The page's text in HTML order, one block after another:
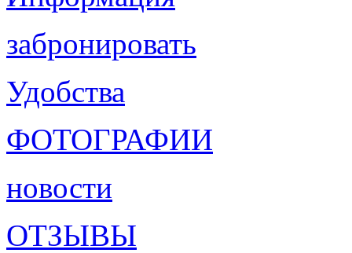
забронировать
Удобства
ФОТОГРАФИИ
новости
ОТЗЫВЫ